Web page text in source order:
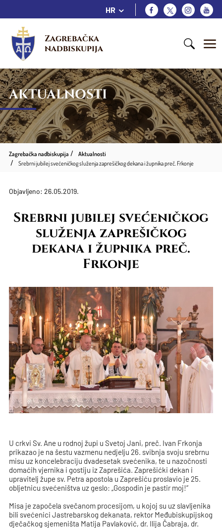
HR
Zagrebačka
nadbiskupija
AKTUALNOSTI
Zagrebačka nadbiskupija
Aktualnosti
Srebrni jubilej svećeničkog služenja zaprešičkog dekana i župnika preč. Frkonje
Objavljeno: 26.05.2019.
Srebrni jubilej svećeničkog
služenja zaprešičkog
dekana i župnika preč.
Frkonje
U crkvi Sv. Ane u rodnoj župi u Svetoj Jani, preč. Ivan Frkonja
prikazao je na šestu vazmenu nedjelju 26. svibnja svoju srebrnu
misu uz koncelebraciju dvadesetak svećenika, te u nazočnosti
domaćih vjernika i gostiju iz Zaprešića. Zaprešićki dekan i
upravitelj župe sv. Petra apostola u Zaprešiću proslavio je 25.
obljetnicu svećeništva uz geslo: „Gospodin je pastir moj!“
Misa je započela svečanom procesijom, u kojoj su uz slavljenika
bili svećenici Jastrebarskog dekanata, rektor Međubiskupijskog
dječačkog sjemeništa Matija Pavlaković, dr. Ilija Čabraja, dr.